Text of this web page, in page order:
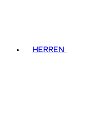
HERREN